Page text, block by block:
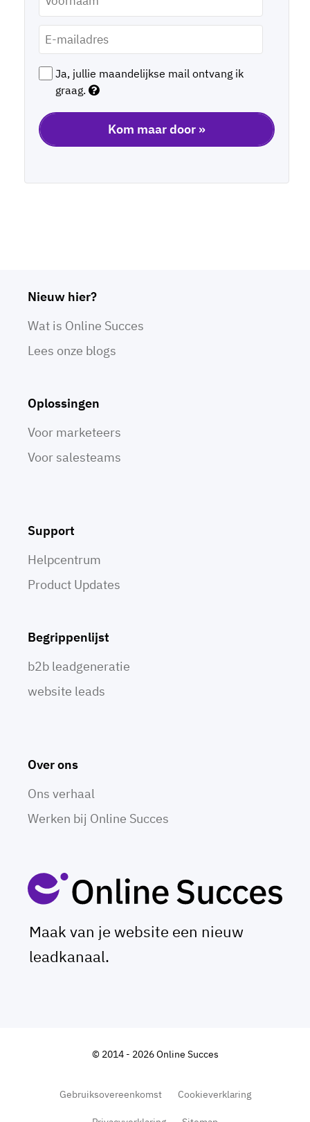
mailadres *
Ja, jullie maandelijkse mail ontvang ik
graag.
Nieuw hier?
Wat is Online Succes
Lees onze blogs
Oplossingen
Voor marketeers
Voor salesteams
Support
Helpcentrum
Product Updates
Begrippenlijst
b2b leadgeneratie
website leads
Over ons
Ons verhaal
Werken bij Online Succes
Maak van je website een nieuw
leadkanaal.
© 2014 - 2026 Online Succes
Gebruiksovereenkomst Cookieverklaring